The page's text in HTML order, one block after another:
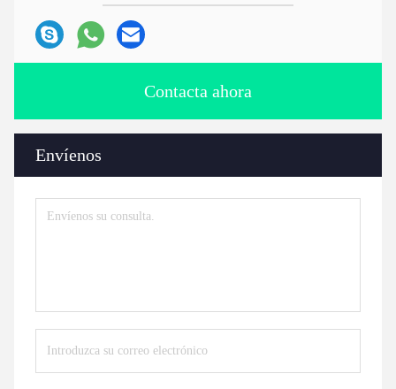
Contacta ahora
Envíenos